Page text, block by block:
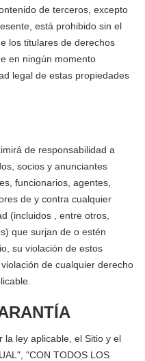
de terceros, excepto
está prohibido sin el
los titulares de derechos
en ningún momento
legal de estas propiedades
de responsabilidad a
socios y anunciantes
funcionarios, agentes,
de y contra cualquier
(incluidos , entre otros,
que surjan de o estén
su violación de estos
de cualquier derecho
la ley aplicable, el Sitio y el
"CON TODOS LOS